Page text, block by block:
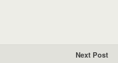
Next Post